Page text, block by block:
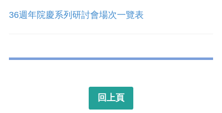
36週年院慶系列研討會場次一覽表
回上頁